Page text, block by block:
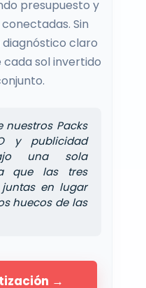
presupuesto y
Sin
claro
sol invertido
nuestros Packs
y publicidad
una sola
que las tres
en lugar
huecos de las
→